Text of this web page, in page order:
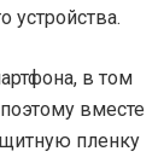
устройства.
в том
вместе
пленку